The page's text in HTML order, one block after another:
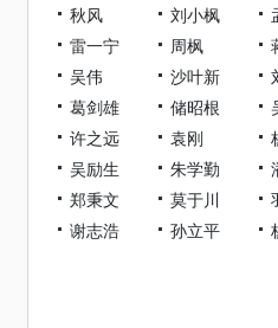
秋风
刘小枫
雷一宁
周枫
吴伟
沙叶新
葛剑雄
储昭根
许之远
袁刚
吴励生
朱学勤
郑秉文
莫于川
谢志浩
孙立平